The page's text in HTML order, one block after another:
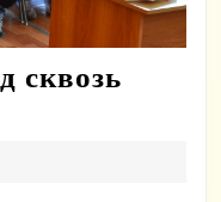
сквозь